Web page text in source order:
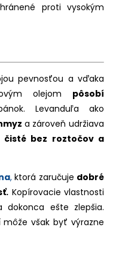
proti vysokým
pevnosťou a vďaka
olejom pôsobí
Levanduľa ako
a zároveň udržiava
čisté bez roztočov a
,ktorá zaručuje dobré
Kopírovacie vlastnosti
dokonca ešte zlepšia.
však byť výrazne